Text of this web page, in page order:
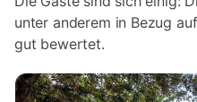
unter anderem in Bezug
gut bewertet.